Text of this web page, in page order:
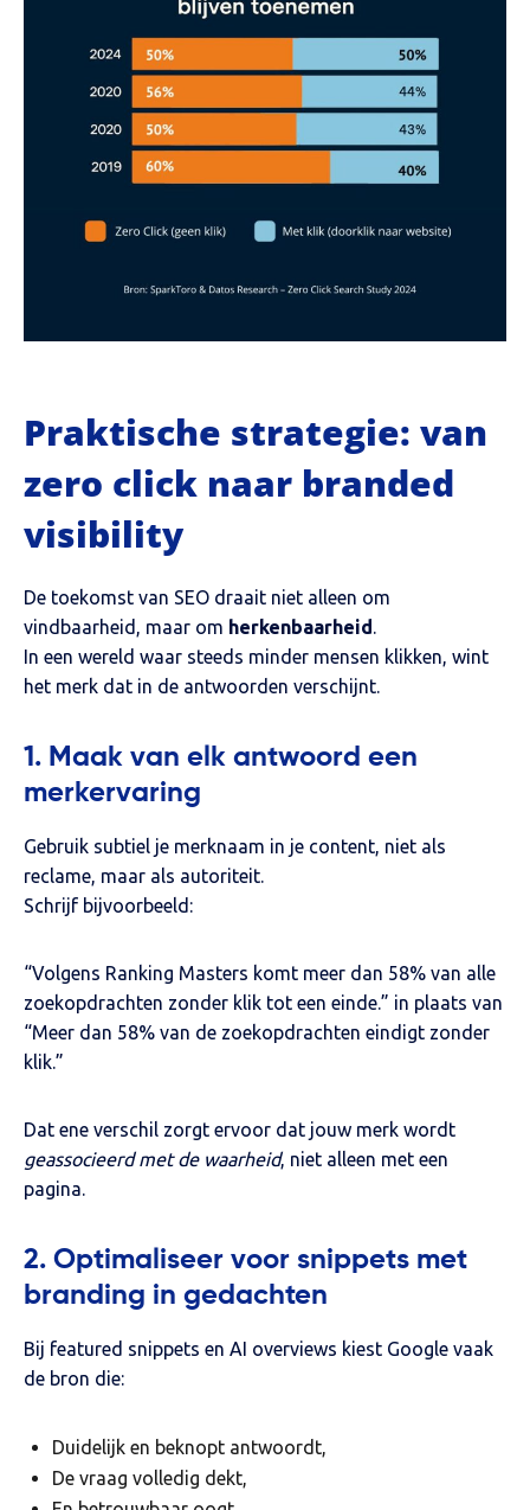
Praktische strategie: van
zero click naar branded
visibility
De toekomst van SEO draait niet alleen om
vindbaarheid, maar om herkenbaarheid.
In een wereld waar steeds minder mensen klikken, wint
het merk dat in de antwoorden verschijnt.
1. Maak van elk antwoord een
merkervaring
Gebruik subtiel je merknaam in je content, niet als
reclame, maar als autoriteit.
Schrijf bijvoorbeeld:
“Volgens Ranking Masters komt meer dan 58% van alle
zoekopdrachten zonder klik tot een einde.” in plaats van
“Meer dan 58% van de zoekopdrachten eindigt zonder
klik.”
Dat ene verschil zorgt ervoor dat jouw merk wordt
geassocieerd met de waarheid, niet alleen met een
pagina.
2. Optimaliseer voor snippets met
branding in gedachten
Bij featured snippets en AI overviews kiest Google vaak
de bron die:
Duidelijk en beknopt antwoordt,
De vraag volledig dekt,